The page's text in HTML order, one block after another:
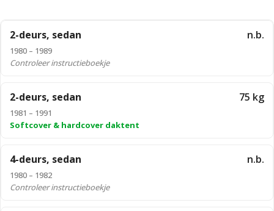
2-deurs, sedan
1980 – 1989
n.b.
Controleer instructieboekje
2-deurs, sedan
1981 – 1991
75 kg
Softcover & hardcover daktent
4-deurs, sedan
1980 – 1982
n.b.
Controleer instructieboekje